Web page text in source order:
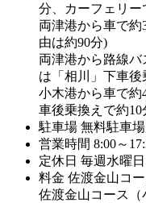
分、カーフェリー
両津港から車で約
由は約90分)
両津港から路線バ
は「相川」下車後
小木港から車で約
車後乗換えで約10
駐車場 無料駐車
営業時間 8:00～
定休日 毎週水曜
料金 佐渡金山コ
佐渡金山コース（